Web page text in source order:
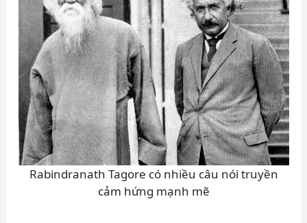
Rabindranath Tagore có nhiều câu nói truyền
cảm hứng mạnh mẽ